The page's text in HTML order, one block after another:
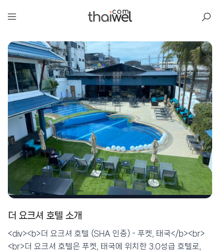
더 요크셔 호텔
📍 푸켓★★★ ⭐ 8.3 리뷰 2,384건
더 요크셔 호텔 소개
<div><b>더 요크셔 호텔 (SHA 인증) - 푸켓, 태국</b><br>
<br>더 요크셔 호텔은 푸켓, 태국에 위치한 3.0성급 호텔로,